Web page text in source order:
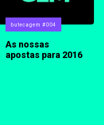
butecagem #004
As nossas
apostas para 2016